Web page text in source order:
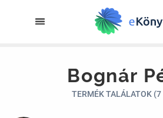
Bognár
TERMÉK TALÁLATOK (7